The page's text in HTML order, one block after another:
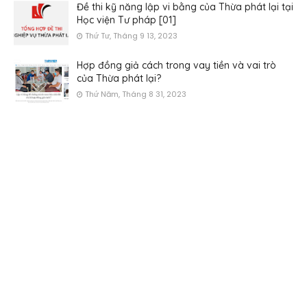
Đề thi kỹ năng lập vi bằng của Thừa phát lại tại
Học viện Tư pháp [01]
Thứ Tư, Tháng 9 13, 2023
Hợp đồng giả cách trong vay tiền và vai trò
của Thừa phát lại?
Thứ Năm, Tháng 8 31, 2023